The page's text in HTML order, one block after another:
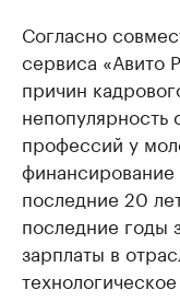
Согласно
сервиса «Авито
причин
непопулярность
профессий у
финансирование
последние 20
последние годы
зарплаты в